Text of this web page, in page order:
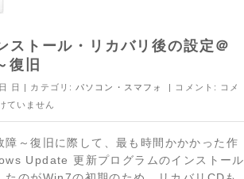
ストール・リカバリ後の設定＠
復旧
日 | カテゴリ: パソコン・スマフォ | コメント:
コメ
ていません
障～復旧に際して、最も時間かかかった作
Update 更新プログラムのインストール